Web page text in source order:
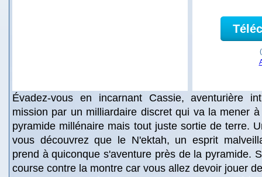
Évadez-vous en incarnant Cassie, aventurière
mission par un milliardaire discret qui va la mener
pyramide millénaire mais tout juste sortie de terre.
vous découvrez que le N'ektah, un esprit
prend à quiconque s'aventure près de la pyramide.
course contre la montre car vous allez devoir jouer